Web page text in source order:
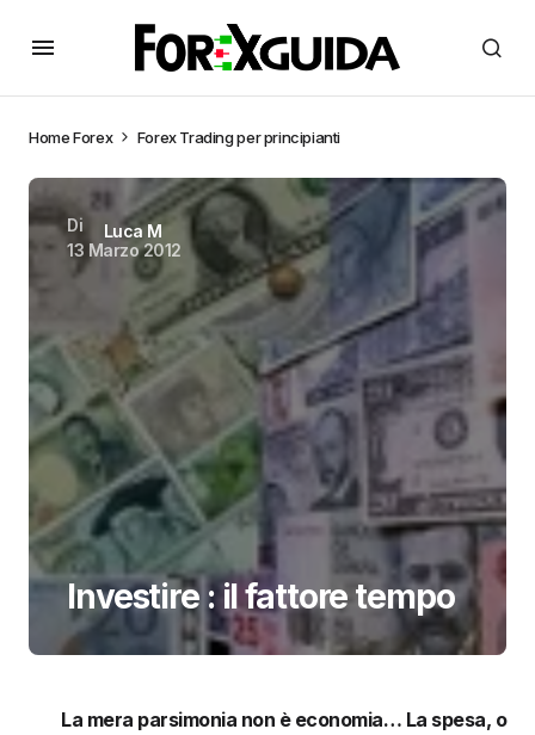
HomeForex Forex Trading per principianti
Di
Luca M
13 Marzo 2012
Investire : il fattore tempo
La mera parsimonia non è economia… La spesa, o